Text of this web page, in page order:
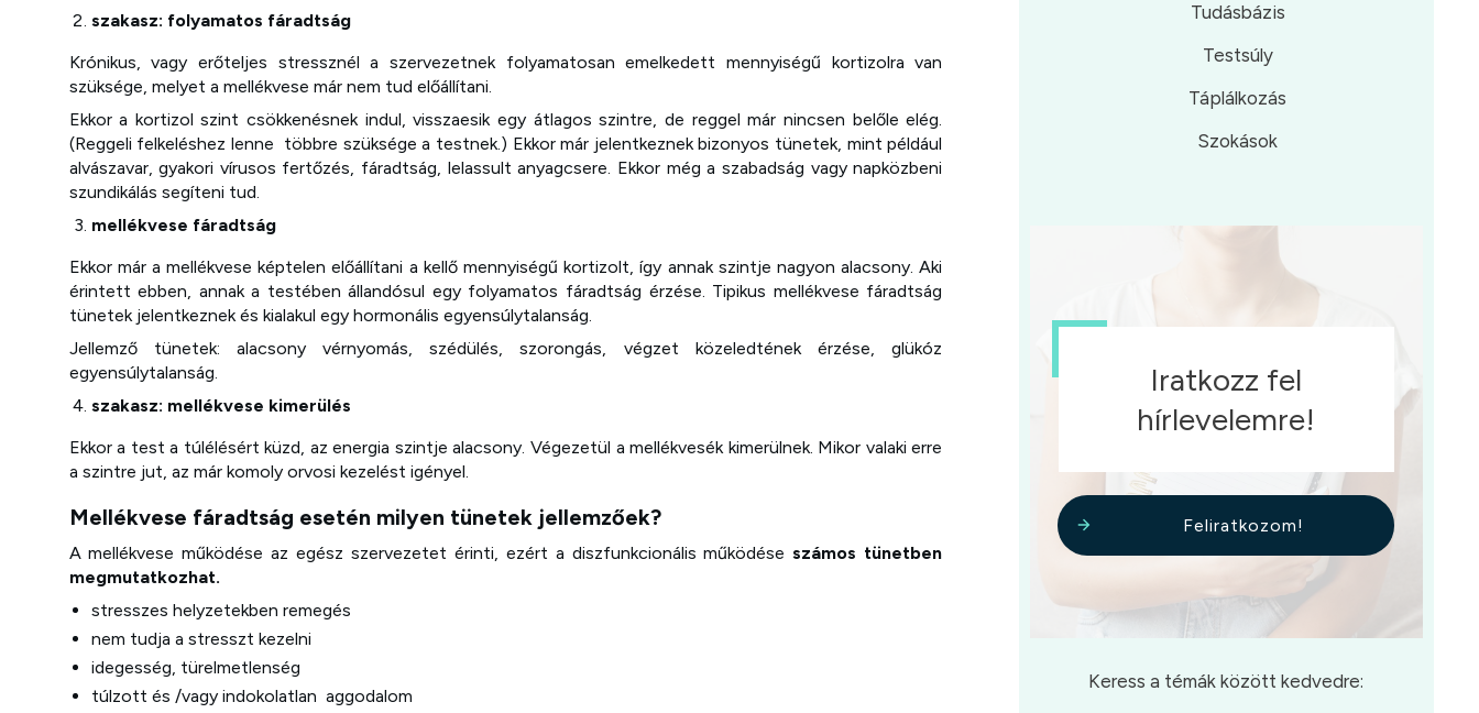
szakasz: folyamatos fáradtság
Krónikus, vagy erőteljes stressznél a szervezetnek folyamatosan emelkedett mennyiségű kortizolra van
szüksége, melyet a mellékvese már nem tud előállítani.
Ekkor a kortizol szint csökkenésnek indul, visszaesik egy átlagos szintre, de reggel már nincsen belőle elég.
(Reggeli felkeléshez lenne többre szüksége a testnek.) Ekkor már jelentkeznek bizonyos tünetek, mint például
alvászavar, gyakori vírusos fertőzés, fáradtság, lelassult anyagcsere. Ekkor még a szabadság vagy napközbeni
szundikálás segíteni tud.
mellékvese fáradtság
Ekkor már a mellékvese képtelen előállítani a kellő mennyiségű kortizolt, így annak szintje nagyon alacsony. Aki
érintett ebben, annak a testében állandósul egy folyamatos fáradtság érzése. Tipikus mellékvese fáradtság
tünetek jelentkeznek és kialakul egy hormonális egyensúlytalanság.
Jellemző tünetek: alacsony vérnyomás, szédülés, szorongás, végzet közeledtének érzése, glükóz
egyensúlytalanság.
szakasz: mellékvese kimerülés
Ekkor a test a túlélésért küzd, az energia szintje alacsony. Végezetül a mellékvesék kimerülnek. Mikor valaki erre
a szintre jut, az már komoly orvosi kezelést igényel.
Mellékvese fáradtság esetén milyen tünetek jellemzőek?
A mellékvese működése az egész szervezetet érinti, ezért a diszfunkcionális működéseszámos tünetben
megmutatkozhat.
stresszes helyzetekben remegés
nem tudja a stresszt kezelni
idegesség, türelmetlenség
túlzott és /vagy indokolatlan aggodalom
Tudásbázis
Testsúly
Táplálkozás
Szokások
Iratkozz fel
hírlevelemre!
Feliratkozom!
Keress a témák között kedvedre: